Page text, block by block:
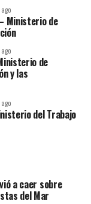
Ministerio de
de
y las
del Trabajo
a caer sobre
del Mar